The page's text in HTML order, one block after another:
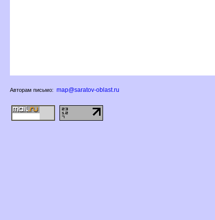
Авторам письмо: map@saratov-oblast.ru